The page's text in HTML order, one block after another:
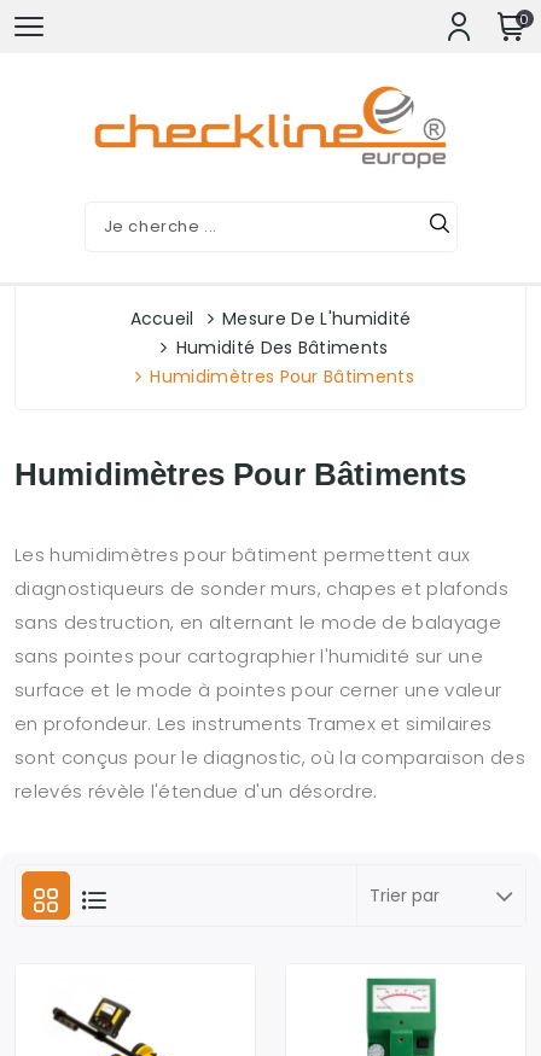
0
Accueil
Mesure De L'humidité
Humidité Des Bâtiments
Humidimètres Pour Bâtiments
Humidimètres Pour Bâtiments
Les humidimètres pour bâtiment permettent aux
diagnostiqueurs de sonder murs, chapes et plafonds
sans destruction, en alternant le mode de balayage
sans pointes pour cartographier l'humidité sur une
surface et le mode à pointes pour cerner une valeur
en profondeur. Les instruments Tramex et similaires
sont conçus pour le diagnostic, où la comparaison des
relevés révèle l'étendue d'un désordre.